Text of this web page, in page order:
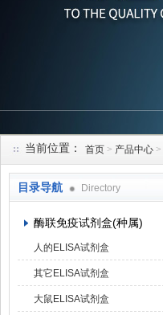
当前位置： 首页 > 产品中心 >
目录导航 Directory
酶联免疫试剂盒(种属)
人的ELISA试剂盒
其它ELISA试剂盒
大鼠ELISA试剂盒